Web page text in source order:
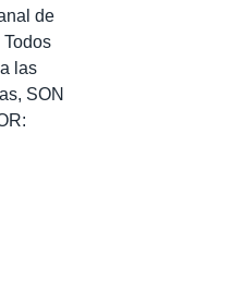
de
Todos
las
SON